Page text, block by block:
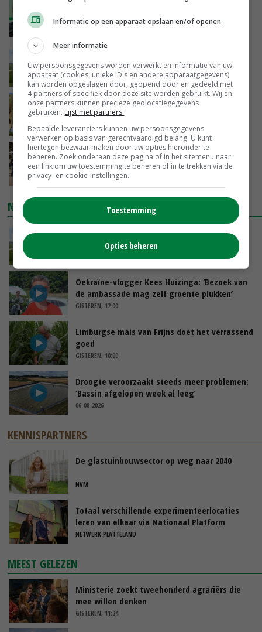
‘De droogte begint ver voor de grens bij
Lobith’
VANDAAG, 11:00
VANDAAG, 10:00
Geen vee meer op Noord-Hollandse zeedijken
door aanhoudende droogte
VANDAAG, 09:48
Na jarenlang meten willen Zuid-Hollandse
boeren nu erkenning
VANDAAG, 07:00
NIEUWSTE VIDEO'S
POAH!: John Deere 7730
Oekraïne-vlogger Kees Huizinga: ‘Bezoek van
de ambassade mag zelf groente plukken’
GISTEREN, 12:00
Limburgse mais van Frijns doet het verrassend
goed
GISTEREN, 10:00
Droogte veroorzaakt steeds meer problemen:
‘Bassin afgelopen week al leeg’
06-08-2026
KENNISPARTNERS
De glastuinbouwsector op weg naar 2040
NVM
Totaal verschillende experimenteerlocaties
leren van elkaar via Nationaal Platform
NETWERK PLATTELAND
MEEST GELEZEN
Ministerie zoekt tweehonderd agrariërs die
mee willen denken
GISTEREN, 11:34
Informatie op een apparaat opslaan en/of openen
Meer informatie
Uw persoonsgegevens worden verwerkt en informatie van uw
apparaat (cookies, unieke ID's en andere apparaatgegevens)
kan worden opgeslagen door, geopend door en gedeeld met
4 partners of specifiek door deze site worden gebruikt. Wij en
onze partners kunnen precieze geolocatiegegevens
gebruiken. Lijst met partners.
Bepaalde leveranciers kunnen uw persoonsgegevens
verwerken op basis van gerechtvaardigd belang. U kunt
hiertegen bezwaar maken door uw opties hieronder te
beheren. Zoek onderaan deze pagina of in het sitemenu naar
een link om uw toestemming te beheren of in te trekken via de
privacy- en cookie-instellingen.
Toestemming
Opties beheren